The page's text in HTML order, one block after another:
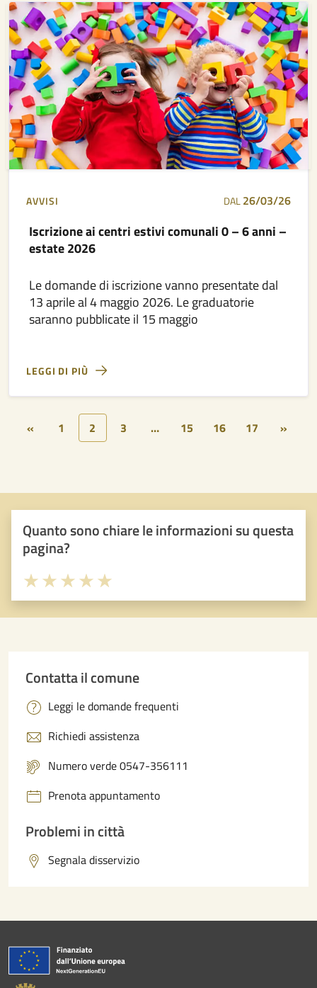
AVVISI DAL26/03/26
Iscrizione ai centri estivi comunali 0 – 6 anni –
estate 2026
Le domande di iscrizione vanno presentate dal
13 aprile al 4 maggio 2026. Le graduatorie
saranno pubblicate il 15 maggio
LEGGI DI PIÙ
« 1 2 3 … 15 16 17 »
Quanto sono chiare le informazioni su questa
pagina?
Valuta 5 stelle su 5
Valuta 4 stelle su 5
Valuta 3 stelle su 5
Valuta 2 stelle su 5
Valuta 1 stelle su 5
Contatta il comune
Leggi le domande frequenti
Richiedi assistenza
Numero verde 0547-356111
Prenota appuntamento
Problemi in città
Segnala disservizio